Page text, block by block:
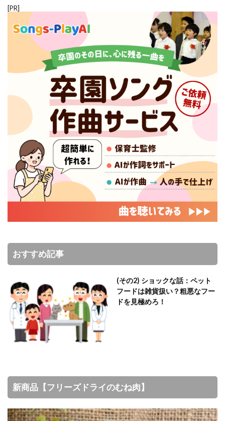
[PR]
おすすめ記事
(その2) ショックな話：ペット
フードは雑貨扱い？粗悪なフー
ドを見極めろ！
新商品【フリーズドライのむね肉】